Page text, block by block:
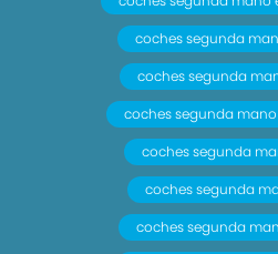
coches segunda
coches segunda
coches segunda
coches segunda
coches segunda
coches segunda